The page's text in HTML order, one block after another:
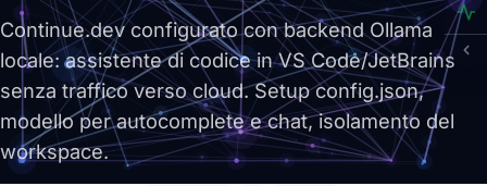
Continue.dev configurato con backend Ollama
locale: assistente di codice in VS Code/JetBrains
senza traffico verso cloud. Setup config.json,
modello per autocomplete e chat, isolamento del
workspace.